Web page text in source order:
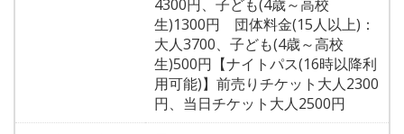
4300円、子ども(4歳～高校
生)1300円 団体料金(15人以上)：
大人3700、子ども(4歳～高校
生)500円【ナイトパス(16時以降利
用可能)】前売りチケット大人2300
円、当日チケット大人2500円